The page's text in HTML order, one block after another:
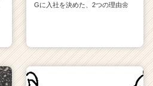
Gに入社を決めた、2つの理由🌼